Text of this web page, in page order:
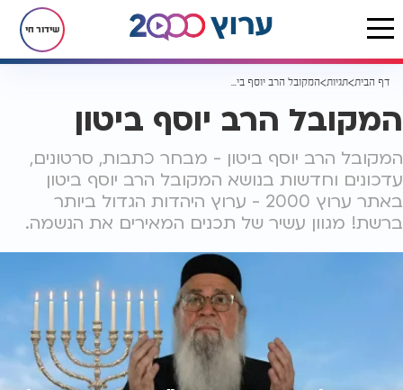
שידור חי
דף הבית תגיות המקובל הרב יוסף ביטון
המקובל הרב יוסף ביטון
המקובל הרב יוסף ביטון - מבחר כתבות, סרטונים,
עדכונים וחדשות בנושא המקובל הרב יוסף ביטון
באתר ערוץ 2000 - ערוץ היהדות הגדול ביותר
ברשת! מגוון עשיר של תכנים המאירים את הנשמה.